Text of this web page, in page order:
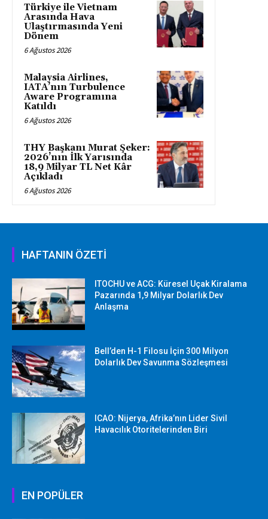
Türkiye ile Vietnam
Arasında Hava
Ulaştırmasında Yeni
Dönem
6 Ağustos 2026
Malaysia Airlines,
IATA’nın Turbulence
Aware Programına
Katıldı
6 Ağustos 2026
THY Başkanı Murat Şeker:
2026’nın İlk Yarısında
18,9 Milyar TL Net Kâr
Açıkladı
6 Ağustos 2026
HAFTANIN ÖZETİ
ITOCHU ve ACG: Küresel Uçak Kiralama
Pazarında 1,9 Milyar Dolarlık Dev
Anlaşma
Bell’den H-1 Filosu İçin 300 Milyon
Dolarlık Dev Savunma Sözleşmesi
ICAO: Nijerya, Afrika’nın Lider Sivil
Havacılık Otoritelerinden Biri
EN POPÜLER